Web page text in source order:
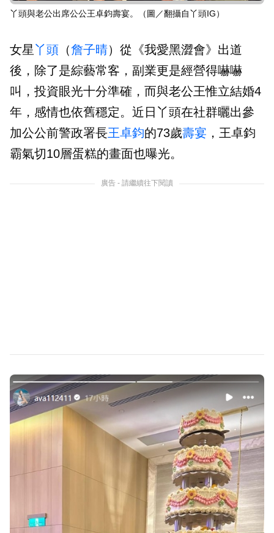
丫頭與老公出席公公王卓鈞壽宴。（圖／翻攝自丫頭IG）
女星丫頭 （詹子晴）從《我愛黑澀會》出道
後，除了是綜藝常客，副業更是經營得嚇嚇
叫，投資眼光十分準確，而與老公王惟立結婚4
年，感情也依舊穩定。近日丫頭在社群曬出參
加公公前警政署長王卓鈞的73歲壽宴 ，王卓鈞
霸氣切10層蛋糕的畫面也曝光。
廣告 - 請繼續往下閱讀